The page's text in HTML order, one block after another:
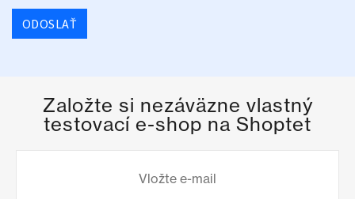
ODOSLAŤ
Založte si nezáväzne vlastný
testovací e-shop na Shoptet